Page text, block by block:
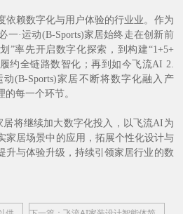
赖数字化与用户体验的行业业。作为
必一·运动(B-Sports)家居始终走在创新前
”率先开启数字化探索，到构建“1+5+
履约全链路数智化；再到如今飞流AI 2.
动(B-Sports)家居不断将数字化融入产
的每一个环节。
居将继续加大数字化投入，以飞流AI为
居场景中的应用，拓展个性化设计与
升与体验升级，持续引领家居行业的数